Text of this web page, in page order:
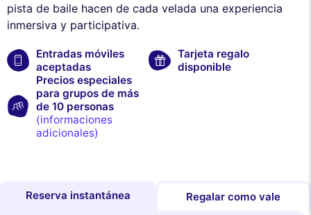
pista de baile hacen de cada velada una experiencia
inmersiva y participativa.
Entradas móviles
aceptadas
Tarjeta regalo
disponible
Precios especiales
para grupos de más
de 10 personas
(informaciones
adicionales)
Reserva instantánea Regalar como vale